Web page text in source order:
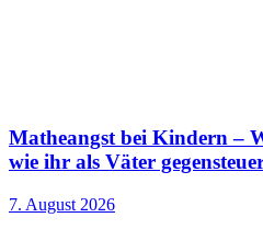
Matheangst bei Kindern –
wie ihr als Väter
7. August 2026